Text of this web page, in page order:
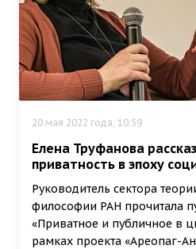
20 мая 2022 года, 10:59
Елена Труфанова
приватность в эпоху
Руководитель сектора
философии РАН прочитала
«Приватное и публичное в
рамках проекта «Ареопаг-